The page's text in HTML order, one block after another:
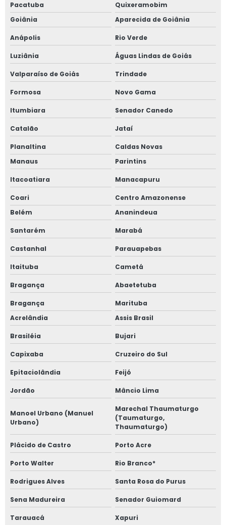
Pacatuba
Quixeramobim
Goiânia
Aparecida de Goiânia
Anápolis Rio Verde
Luziânia Águas Lindas de Goiás
Valparaíso de Goiás Trindade
Formosa Novo Gama
Itumbiara Senador Canedo
Catalão Jataí
Planaltina
Caldas Novas
Manaus
Parintins
Itacoatiara Manacapuru
Coari
Centro Amazonense
Belém
Ananindeua
Santarém Marabá
Castanhal Parauapebas
Itaituba Cametá
Bragança Abaetetuba
Bragança
Marituba
Acrelândia
Assis Brasil
Brasiléia Bujari
Capixaba Cruzeiro do Sul
Epitaciolândia Feijó
Jordão Mâncio Lima
Manoel Urbano (Manuel
Urbano)
Marechal Thaumaturgo
(Taumaturgo,
Thaumaturgo)
Plácido de Castro Porto Acre
Porto Walter Rio Branco*
Rodrigues Alves Santa Rosa do Purus
Sena Madureira Senador Guiomard
Tarauacá Xapuri